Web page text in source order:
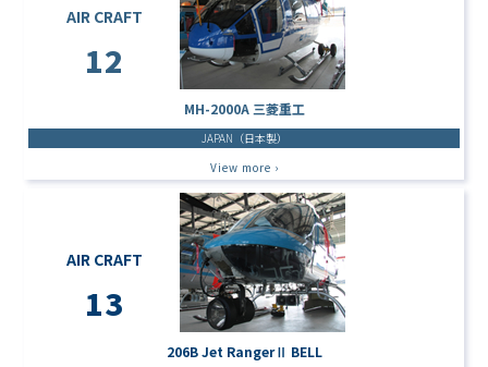
AIR CRAFT
12
MH-2000A 三菱重工
JAPAN（日本製）
View more ›
AIR CRAFT
13
206B Jet RangerⅡ BELL